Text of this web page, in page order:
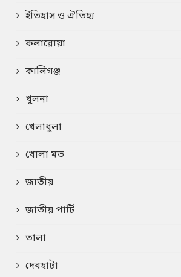
ইতিহাস ও ঐতিহ্য
কলারোয়া
কালিগঞ্জ
খুলনা
খেলাধুলা
খোলা মত
জাতীয়
জাতীয় পার্টি
তালা
দেবহাটা